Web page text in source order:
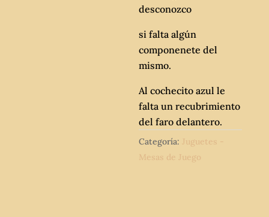
desconozco
si falta algún
componenete del
mismo.
Al cochecito azul le
falta un recubrimiento
del faro delantero.
Categoría: Juguetes -
Mesas de Juego